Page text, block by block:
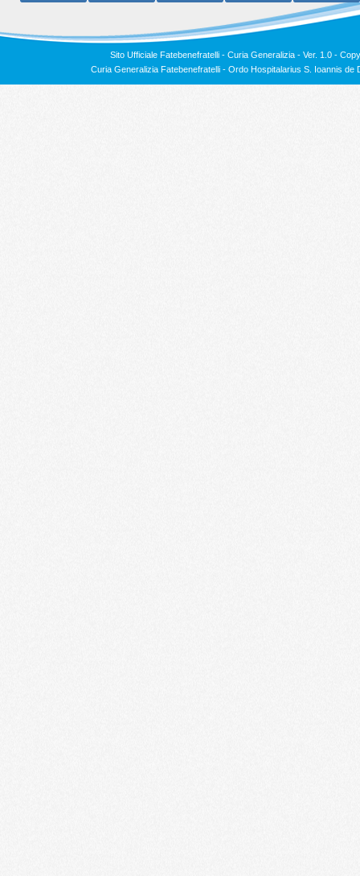
Sito Ufficiale Fatebenefratelli - Curia Generalizia - Ver. 1.0 -
Curia Generalizia Fatebenefratelli - Ordo Hospitalarius S. Ioannis